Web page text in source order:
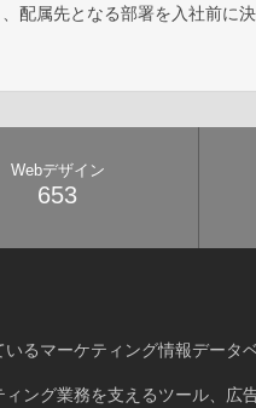
属先となる部署を入社前に決
Webデザイン
653
るマーケティング情報データベ
ング業務を支えるツール、広